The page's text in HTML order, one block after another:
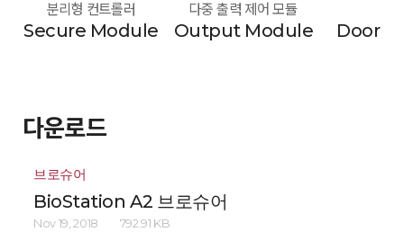
분리형 컨트롤러
Secure Module
다중 출력 제어 모듈
Output Module Door
다운로드
브로슈어
BioStation A2 브로슈어
Nov 19, 2018 792.91 KB